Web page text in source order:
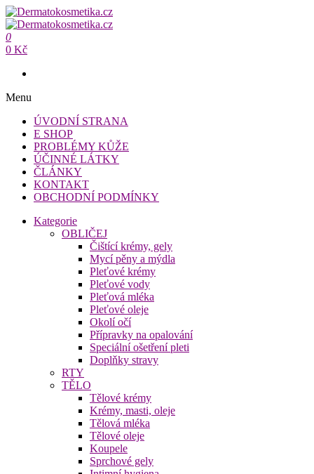
Přeskočit
na
obsah
Dermatokosmetika.cz
Dermatokosmetika.cz
0
0 Kč
Menu
ÚVODNÍ STRANA
E SHOP
PROBLÉMY KŮŽE
ÚČINNÉ LÁTKY
ČLÁNKY
KONTAKT
OBCHODNÍ PODMÍNKY
Kategorie
OBLIČEJ
Čištící krémy, gely
Mycí pěny a mýdla
Pleťové krémy
Pleťové vody
Pleťová mléka
Pleťové oleje
Okolí očí
Přípravky na opalování
Speciální ošetření pleti
Doplňky stravy
RTY
TĚLO
Tělové krémy
Krémy, masti, oleje
Tělová mléka
Tělové oleje
Koupele
Sprchové gely